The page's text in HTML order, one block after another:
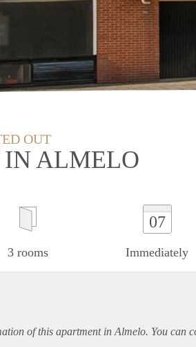
OUT
ALMELO
3 rooms
07
Immediately
of this apartmentin Almelo. You can